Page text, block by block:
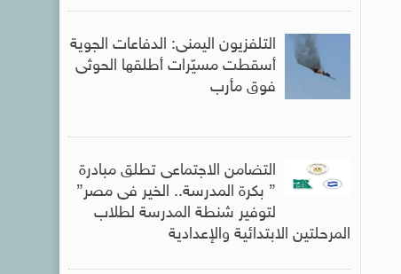
التلفزيون اليمنى: الدفاعات الجوية
أسقطت مسيّرات أطلقها الحوثى
فوق مأرب
التضامن الاجتماعى تطلق مبادرة
” بكرة المدرسة.. الخير فى مصر”
لتوفير شنطة المدرسة لطلاب
المرحلتين الابتدائية والإعدادية